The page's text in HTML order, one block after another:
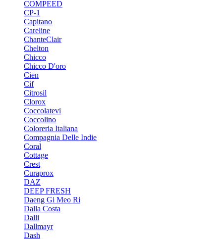
COMPEED
CP-1
Capitano
Careline
ChanteСlair
Chelton
Chicco
Chicco D'oro
Cien
Cif
Citrosil
Clorox
Coccolatevi
Coccolino
Coloreria Italiana
Compagnia Delle Indie
Coral
Cottage
Crest
Curaprox
DAZ
DEEP FRESH
Daeng Gi Meo Ri
Dalla Costa
Dalli
Dallmayr
Dash